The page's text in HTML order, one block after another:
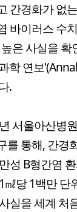
간경화가 없
바이러스 수
은 사실을 확
학 연보
.
서울아산병
를 통해, 간경
성 B형간염
당 1백만 단
실을 세계 처